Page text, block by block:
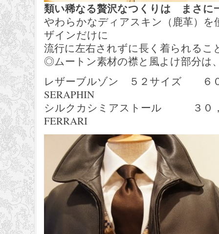
類い稀なる贅沢なつくりは まさに
やわらかなディアスキン（鹿革）を
ザインだけに
流行に左右されずに長く着られるこ
◎ムートン素材の襟と風よけ部分は
レザーブルゾン ５２サイズ ６
SERAPHIN
シルクカシミアストール ３０
FERRARI